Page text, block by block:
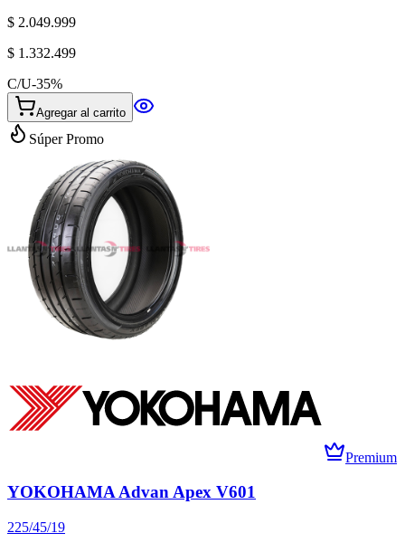
$ 2.049.999
$ 1.332.499
C/U-35%
Agregar al carrito
Súper Promo
Premium
YOKOHAMA Advan Apex V601
225/45/19